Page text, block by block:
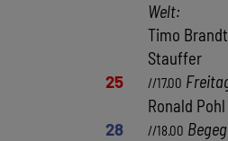
Welt:
Timo
Stauffer
25
//17.00
Ronald Pohl
28
//18.00